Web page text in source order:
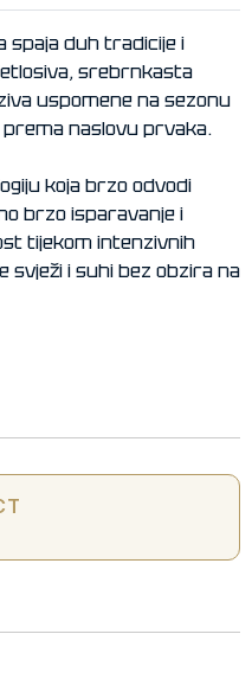
spaja duh tradicije i
srebrnkasta
uspomene na sezonu
naslovu prvaka.
koja brzo odvodi
brzo isparavanje i
tijekom intenzivnih
svježi i suhi bez obzira na